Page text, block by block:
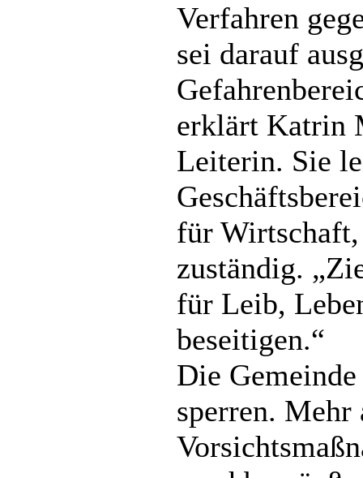
Verfahren
sei darauf
erklärt Katrin
Leiterin. Sie
für
zuständig.
für Leib,
beseitigen.“
Die
sperren. Mehr